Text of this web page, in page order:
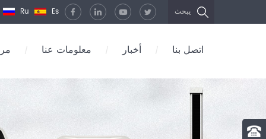
يبحث Ru Es
/ معلومات عنا / أخبار / اتصل بنا